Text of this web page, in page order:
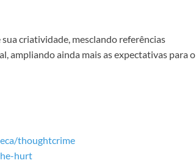
criatividade, mesclando referências
ampliando ainda mais as expectativas para o
thoughtcrime
hurt